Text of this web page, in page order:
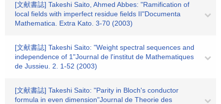
[文献書誌] Takeshi Saito, Ahmed Abbes: "Ramification of
local fields with imperfect residue fields II"Documenta
Mathematica. Extra Kato. 3-70 (2003)
[文献書誌] Takeshi Saito: "Weight spectral sequences and
independence of 1"Journal de l'institut de Mathematiques
de Jussieu. 2. 1-52 (2003)
[文献書誌] Takeshi Saito: "Parity in Bloch's conductor
formula in even dimension"Journal de Theorie des